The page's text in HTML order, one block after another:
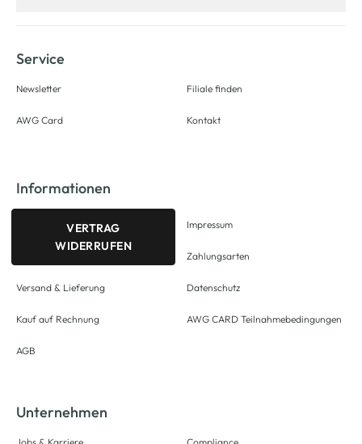
Service
Newsletter
AWG Card
Filiale finden
Kontakt
Informationen
VERTRAG
WIDERRUFEN
Versand & Lieferung
Kauf auf Rechnung
AGB
Impressum
Zahlungsarten
Datenschutz
AWG CARD Teilnahmebedingungen
Unternehmen